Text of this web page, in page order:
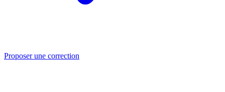
Proposer une correction